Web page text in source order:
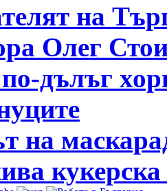
на
Олег
дълъг
на
кукерска